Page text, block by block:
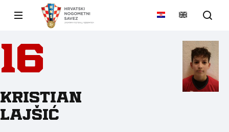
16
Kristian
Lajšić